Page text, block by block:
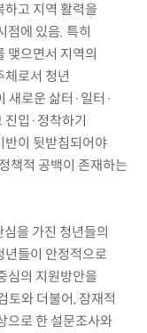
하고 지역 활력을
점에 있음. 특히
맺으면서 지역의
체로서 청년
새로운 삶터·일터·
진입·정착하기
반이 뒷받침되어야
책적 공백이 존재하는
을 가진 청년들의
년들이 안정적으로
심의 지원방안을
토와 더불어, 잠재적
으로 한 설문조사와